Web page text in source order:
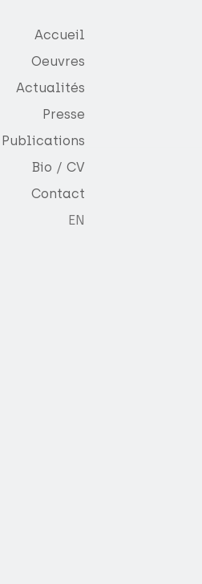
Accueil
Oeuvres
Actualités
Presse
Publications
Bio / CV
Contact
EN